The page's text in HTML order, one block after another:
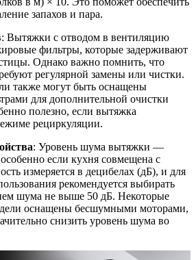
запахов и пара.
: Вытяжки с отводом в вентиляцию
фильтры, которые задерживают
Однако важно помнить, что
регулярной замены или чистки.
также могут быть оснащены
для дополнительной очистки
полезно, если вытяжка
рециркуляции.
: Уровень шума вытяжки —
если кухня совмещена с
измеряется в децибелах (дБ), и для
рекомендуется выбирать
шума не выше 50 дБ. Некоторые
оснащены бесшумными моторами,
снизить уровень шума во